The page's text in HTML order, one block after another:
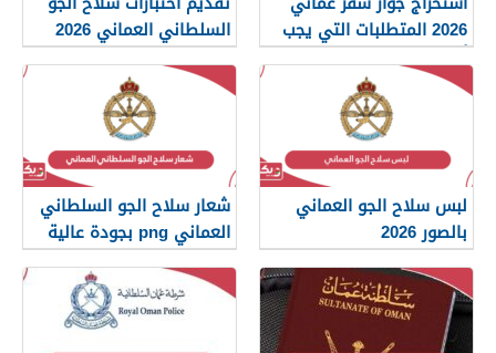
2026 المتطلبات التي يجب
أن تعرفها
السلطاني العماني 2026
لبس سلاح الجو العماني
بالصور 2026
شعار سلاح الجو السلطاني
العماني png بجودة عالية
2026